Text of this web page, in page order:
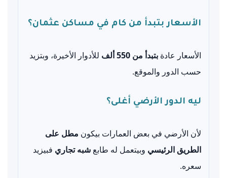
الأسعار بتبدأ من كام في مساكن عثمان؟
الأسعار عادة بتبدأ من 550 ألف
للأدوار الأخيرة، وبتزيد
حسب الدور والموقع.
ليه الدور الأرضي أغلى؟
لأن الأرضي في بعض العمارات بيكون مطل على
الطريق الرئيسي وبيتعمل له طابع شبه تجاري فبيزيد
سعره.